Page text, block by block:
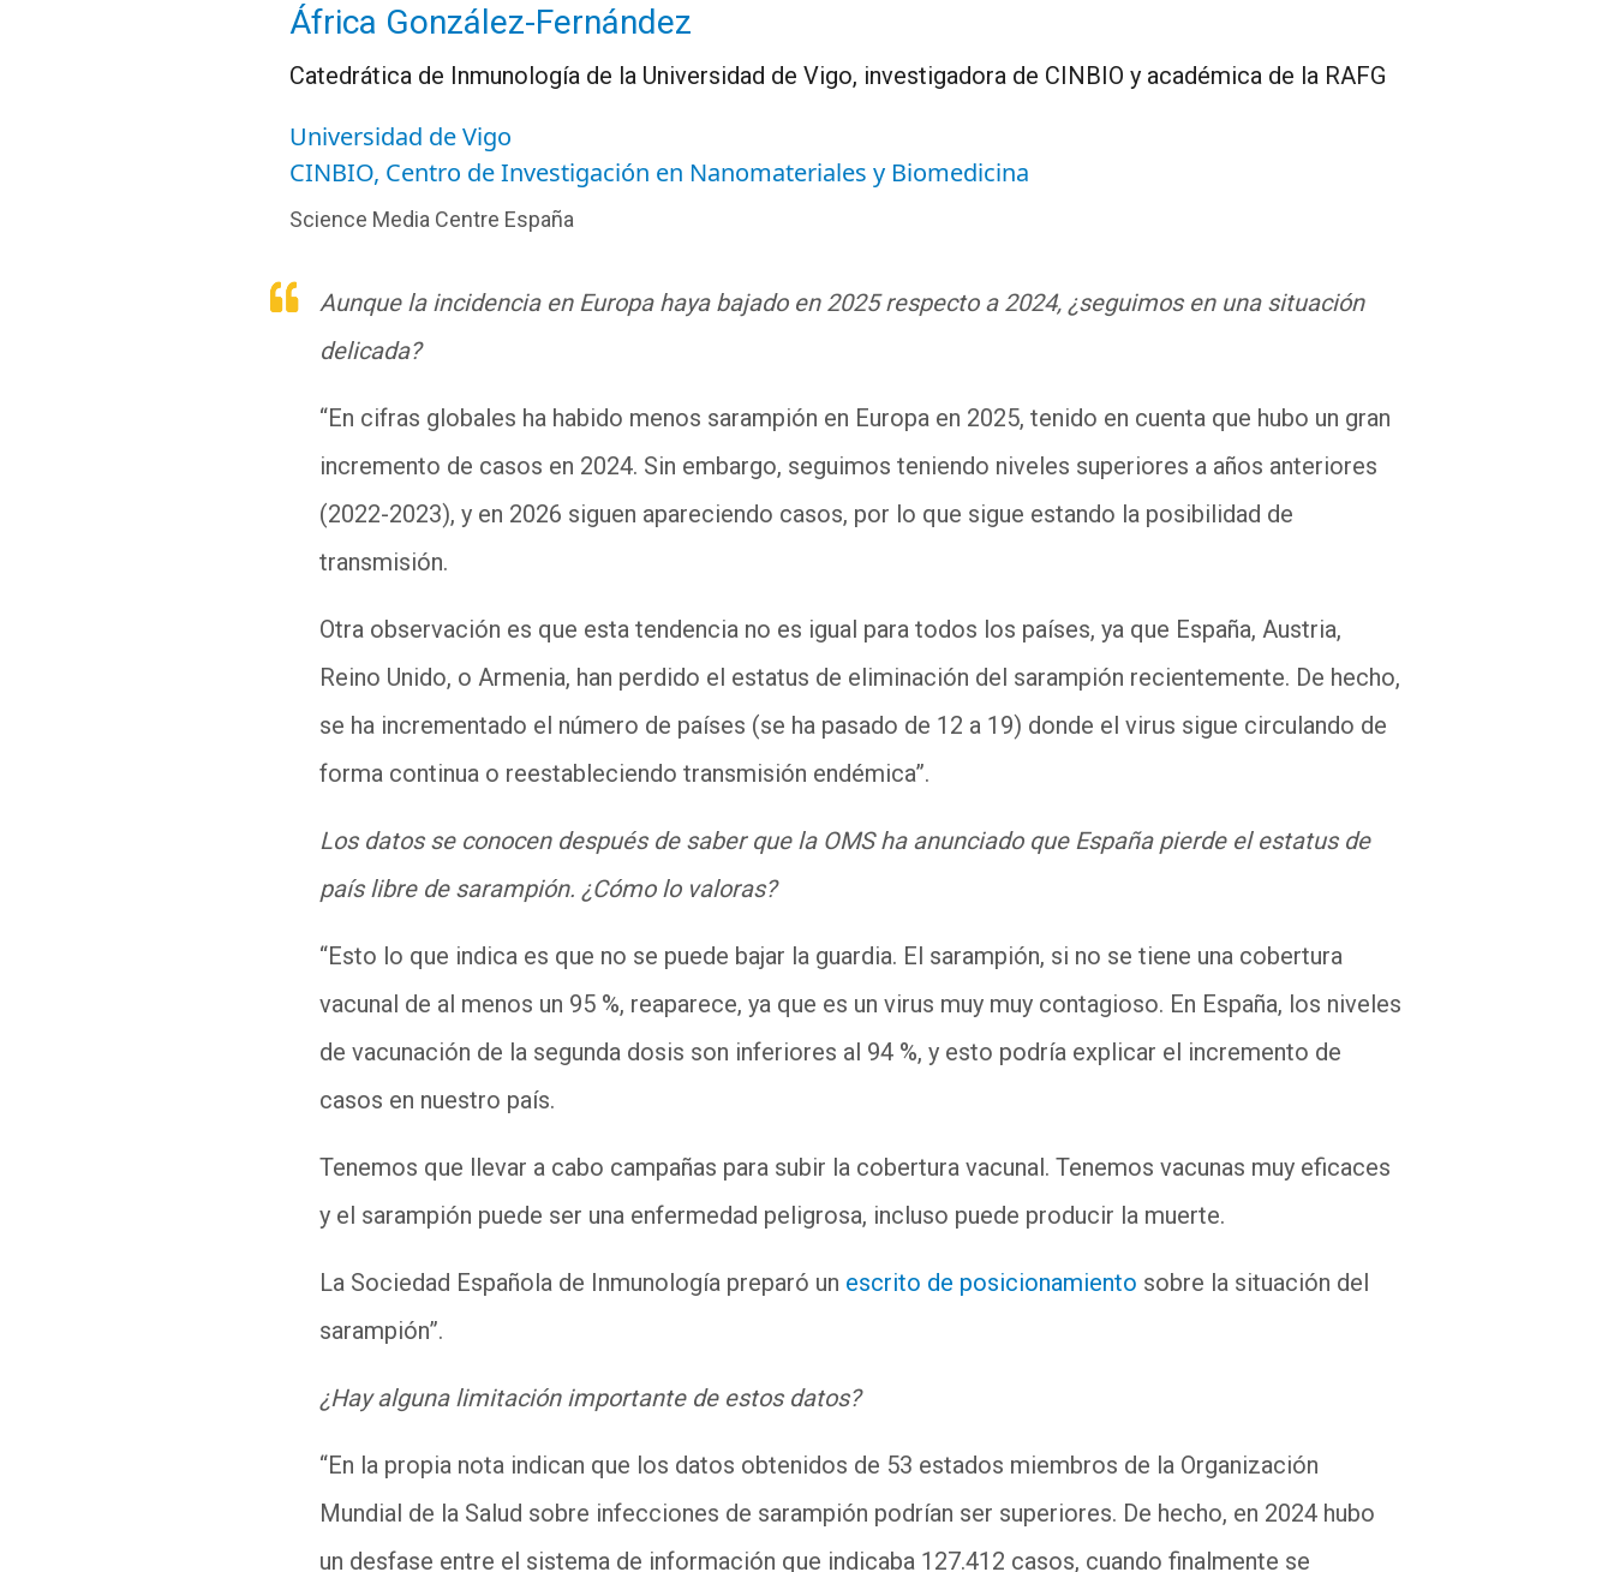
África González-Fernández
Catedrática de Inmunología de la Universidad de Vigo, investigadora de CINBIO y académica de la RAFG
Universidad de Vigo
CINBIO, Centro de Investigación en Nanomateriales y Biomedicina
Science Media Centre España
Aunque la incidencia en Europa haya bajado en 2025 respecto a 2024, ¿seguimos en una situación
delicada?
“En cifras globales ha habido menos sarampión en Europa en 2025, tenido en cuenta que hubo un gran
incremento de casos en 2024. Sin embargo, seguimos teniendo niveles superiores a años anteriores
(2022-2023), y en 2026 siguen apareciendo casos, por lo que sigue estando la posibilidad de
transmisión.
Otra observación es que esta tendencia no es igual para todos los países, ya que España, Austria,
Reino Unido, o Armenia, han perdido el estatus de eliminación del sarampión recientemente. De hecho,
se ha incrementado el número de países (se ha pasado de 12 a 19) donde el virus sigue circulando de
forma continua o reestableciendo transmisión endémica”.
Los datos se conocen después de saber que la OMS ha anunciado que España pierde el estatus de
país libre de sarampión. ¿Cómo lo valoras?
“Esto lo que indica es que no se puede bajar la guardia. El sarampión, si no se tiene una cobertura
vacunal de al menos un 95 %, reaparece, ya que es un virus muy muy contagioso. En España, los niveles
de vacunación de la segunda dosis son inferiores al 94 %, y esto podría explicar el incremento de
casos en nuestro país.
Tenemos que llevar a cabo campañas para subir la cobertura vacunal. Tenemos vacunas muy eficaces
y el sarampión puede ser una enfermedad peligrosa, incluso puede producir la muerte.
La Sociedad Española de Inmunología preparó un escrito de posicionamiento sobre la situación del
sarampión”.
¿Hay alguna limitación importante de estos datos?
“En la propia nota indican que los datos obtenidos de 53 estados miembros de la Organización
Mundial de la Salud sobre infecciones de sarampión podrían ser superiores. De hecho, en 2024 hubo
un desfase entre el sistema de información que indicaba 127.412 casos, cuando finalmente se